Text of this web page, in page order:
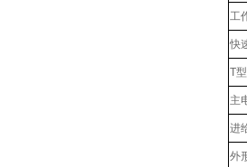
工
快
T
主
进
外